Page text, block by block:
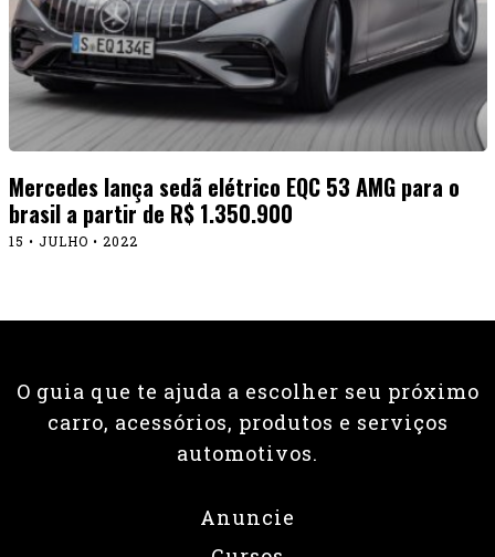
Mercedes lança sedã elétrico EQC 53 AMG para o
brasil a partir de R$ 1.350.900
15 • JULHO • 2022
O guia que te ajuda a escolher seu próximo
carro, acessórios, produtos e serviços
automotivos.
Anuncie